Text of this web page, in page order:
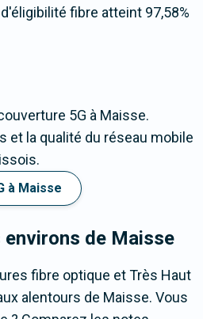
fibre atteint 97,58%
5G à Maisse.
et la qualité du réseau mobile
à Maisse
de Maisse
fibre optique et Très Haut
alentours de Maisse. Vous